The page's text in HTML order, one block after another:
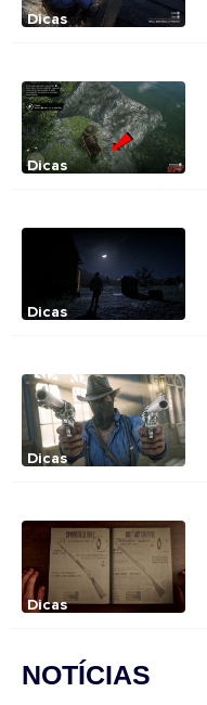
Dicas
Dicas
Dicas
Dicas
Dicas
NOTÍCIAS